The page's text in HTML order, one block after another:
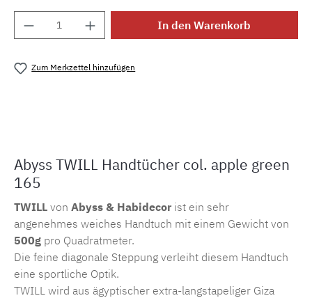
Produkt Anzahl: Gib den gewünschten
In den Warenkorb
Zum Merkzettel hinzufügen
Abyss TWILL Handtücher col. apple green
165
TWILL von Abyss & Habidecor ist ein sehr
angenehmes weiches Handtuch mit einem Gewicht von
500g pro Quadratmeter.
Die feine diagonale Steppung verleiht diesem Handtuch
eine sportliche Optik.
TWILL wird aus ägyptischer extra-langstapeliger Giza